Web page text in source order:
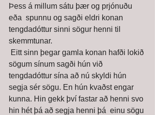
Þess á millum sátu þær og prjónuðu
eða  spunnu og sagði eldri konan
tengdadóttur sinni sögur henni til
skemmtunar.
sögum sínum sagði hún við
tengdadóttur sína að nú skyldi hún
segja sér sögu. En hún kvaðst engar
kunna. Hin gekk því fastar að henni svo
hin hét þá að segja henni þá  einu sögu